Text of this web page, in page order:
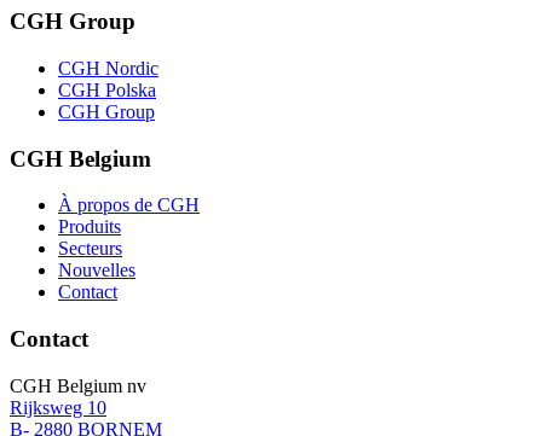
CGH Group
CGH Nordic
CGH Polska
CGH Group
CGH Belgium
À propos de CGH
Produits
Secteurs
Nouvelles
Contact
Contact
CGH Belgium nv
Rijksweg 10
B- 2880 BORNEM